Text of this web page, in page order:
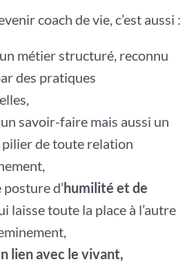
coach de vie, c’est aussi :
métier structuré, reconnu
des pratiques
savoir-faire mais aussi un
pilier de toute relation
d’humilité et de
laisse toute la place à l’autre
lien avec le vivant,